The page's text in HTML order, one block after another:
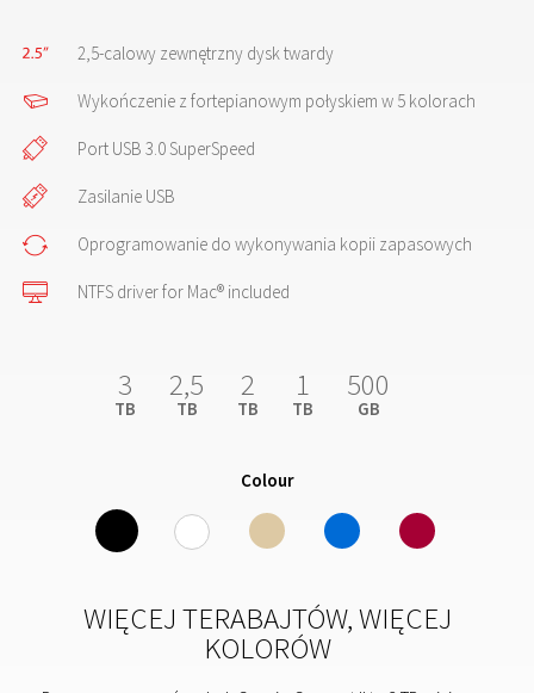
2,5-calowy zewnętrzny dysk twardy
Wykończenie z fortepianowym połyskiem w 5 kolorach
Port USB 3.0 SuperSpeed
Zasilanie USB
Oprogramowanie do wykonywania kopii zapasowych
NTFS driver for Mac® included
3
TB
2,5
TB
2
TB
1
TB
500
GB
Colour
WIĘCEJ TERABAJTÓW, WIĘCEJ
KOLORÓW